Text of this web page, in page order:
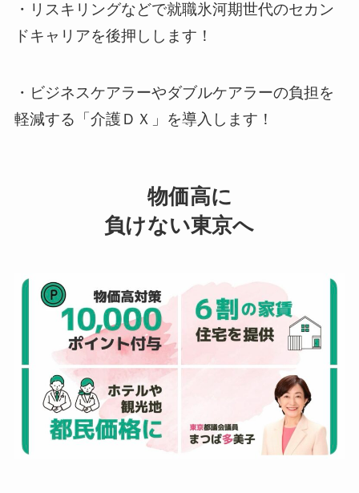
・リスキリングなどで就職氷河期世代のセカン
ドキャリアを後押しします！
・ビジネスケアラーやダブルケアラーの負担を
軽減する「介護ＤＸ」を導入します！
物価高に
負けない東京へ